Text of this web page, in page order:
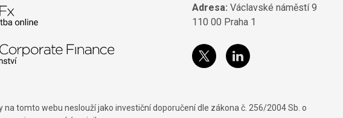
Adresa: Václavské náměstí 9
110 00 Praha 1
tomto webu neslouží jako investiční doporučení dle zákona č. 256/2004 Sb. o